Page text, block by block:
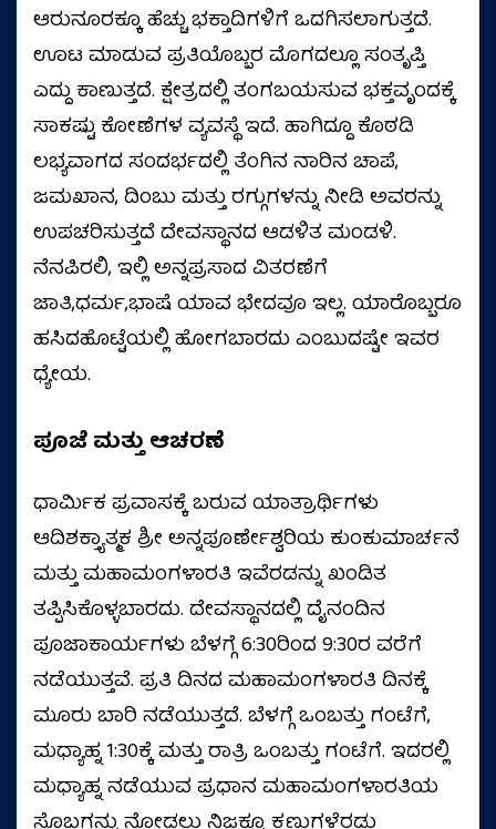
ಆರುನೂರಕ್ಕೂ ಹೆಚ್ಚು ಭಕ್ತಾದಿಗಳಿಗೆ ಒದಗಿಸಲಾಗುತ್ತದೆ.
ಊಟ ಮಾಡುವ ಪ್ರತಿಯೊಬ್ಬರ ಮೊಗದಲ್ಲೂ ಸಂತೃಪ್ತಿ
ಎದ್ದು ಕಾಣುತ್ತದೆ. ಕ್ಷೇತ್ರದಲ್ಲಿ ತಂಗಬಯಸುವ ಭಕ್ತವೃಂದಕ್ಕೆ
ಸಾಕಷ್ಟು ಕೋಣೆಗಳ ವ್ಯವಸ್ಥೆ ಇದೆ. ಹಾಗಿದ್ದೂ ಕೊಠಡಿ
ಲಭ್ಯವಾಗದ ಸಂದರ್ಭದಲ್ಲಿ ತೆಂಗಿನ ನಾರಿನ ಚಾಪೆ,
ಜಮಖಾನ, ದಿಂಬು ಮತ್ತು ರಗ್ಗುಗಳನ್ನು ನೀಡಿ ಅವರನ್ನು
ಉಪಚರಿಸುತ್ತದೆ ದೇವಸ್ಥಾನದ ಆಡಳಿತ ಮಂಡಳಿ.
ನೆನಪಿರಲಿ, ಇಲ್ಲಿ ಅನ್ನಪ್ರಸಾದ ವಿತರಣೆಗೆ
ಜಾತಿ,ಧರ್ಮ,ಭಾಷೆ ಯಾವ ಭೇದವೂ ಇಲ್ಲ. ಯಾರೊಬ್ಬರೂ
ಹಸಿದಹೊಟ್ಟೆಯಲ್ಲಿ ಹೋಗಬಾರದು ಎಂಬುದಷ್ಟೇ ಇವರ
ಧ್ಯೇಯ.
ಪೂಜೆ ಮತ್ತು ಆಚರಣೆ
ಧಾರ್ಮಿಕ ಪ್ರವಾಸಕ್ಕೆ ಬರುವ ಯಾತ್ರಾರ್ಥಿಗಳು
ಆದಿಶಕ್ತ್ಯಾತ್ಮಕ ಶ್ರೀ ಅನ್ನಪೂರ್ಣೇಶ್ವರಿಯ ಕುಂಕುಮಾರ್ಚನೆ
ಮತ್ತು ಮಹಾಮಂಗಳಾರತಿ ಇವೆರಡನ್ನು ಖಂಡಿತ
ತಪ್ಪಿಸಿಕೊಳ್ಳಬಾರದು. ದೇವಸ್ಥಾನದಲ್ಲಿ ದೈನಂದಿನ
ಪೂಜಾಕಾರ್ಯಗಳು ಬೆಳಗ್ಗೆ 6:30ರಿಂದ 9:30ರ ವರೆಗೆ
ನಡೆಯುತ್ತವೆ. ಪ್ರತಿ ದಿನದ ಮಹಾಮಂಗಳಾರತಿ ದಿನಕ್ಕೆ
ಮೂರು ಬಾರಿ ನಡೆಯುತ್ತದೆ. ಬೆಳಗ್ಗೆ ಒಂಬತ್ತು ಗಂಟೆಗೆ,
ಮಧ್ಯಾಹ್ನ 1:30ಕ್ಕೆ ಮತ್ತು ರಾತ್ರಿ ಒಂಬತ್ತು ಗಂಟೆಗೆ. ಇದರಲ್ಲಿ
ಮಧ್ಯಾಹ್ನ ನಡೆಯುವ ಪ್ರಧಾನ ಮಹಾಮಂಗಳಾರತಿಯ